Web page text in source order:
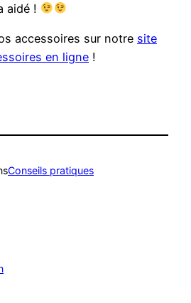
aidé !
accessoires sur notre site
en ligne !
Conseils pratiques